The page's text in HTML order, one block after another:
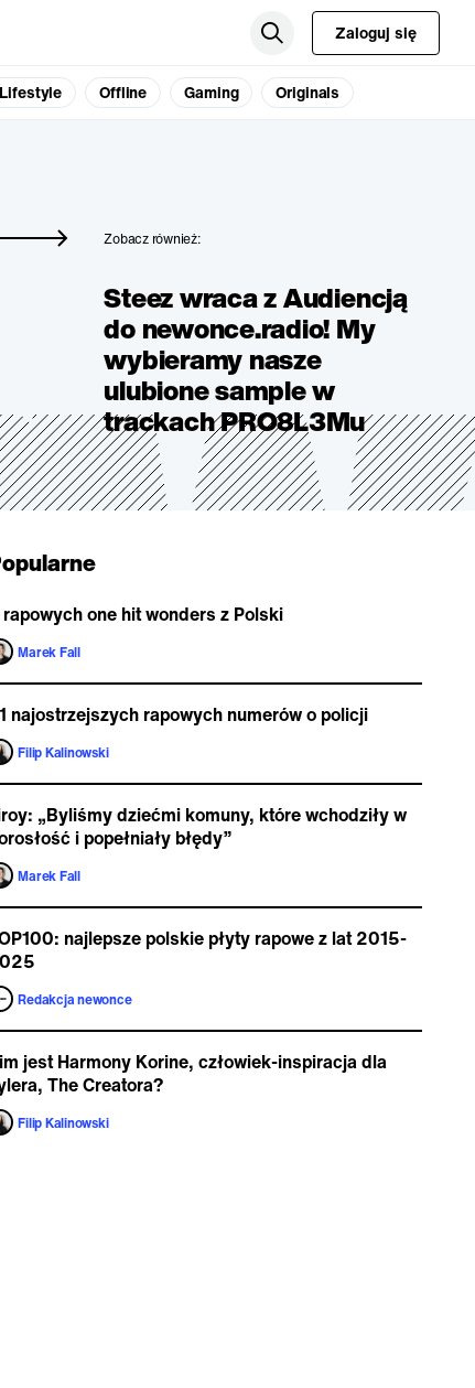
Zaloguj się
Lifestyle Offline Gaming Originals
Zobacz również:
Steez wraca z Audiencją
do newonce.radio! My
wybieramy nasze
ulubione sample w
trackach PRO8L3Mu
one hit wonders z Polski
Marek Fall
najostrzejszych rapowych numerów o policji
Filip Kalinowski
„Byliśmy dziećmi komuny, które wchodziły w
i popełniały błędy”
Marek Fall
najlepsze polskie płyty rapowe z lat 2015-
Redakcja newonce
jest Harmony Korine, człowiek-inspiracja dla
The Creatora?
Filip Kalinowski